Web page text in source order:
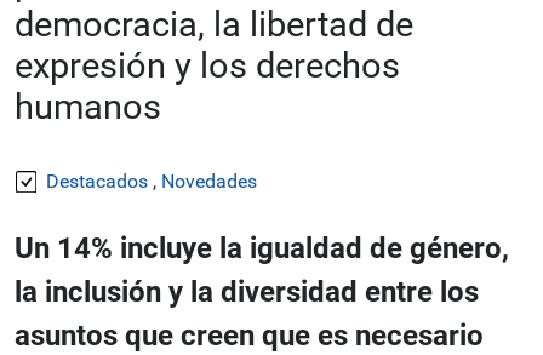
democracia, la libertad de
expresión y los derechos
humanos
Destacados , Novedades
Un 14% incluye la igualdad de género,
la inclusión y la diversidad entre los
asuntos que creen que es necesario